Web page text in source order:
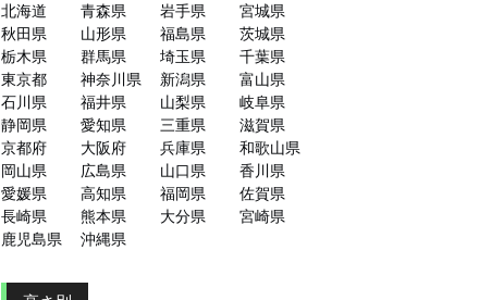
北海道 青森県 岩手県
宮城県
秋田県
山形県 福島県
茨城県
栃木県
群馬県 埼玉県
千葉県
東京都
神奈川県 新潟県
富山県
石川県
福井県 山梨県
岐阜県
静岡県
愛知県 三重県
滋賀県
京都府
大阪府 兵庫県
和歌山県
岡山県
広島県 山口県
香川県
愛媛県
高知県 福岡県
佐賀県
長崎県
熊本県 大分県
宮崎県
鹿児島県
沖縄県